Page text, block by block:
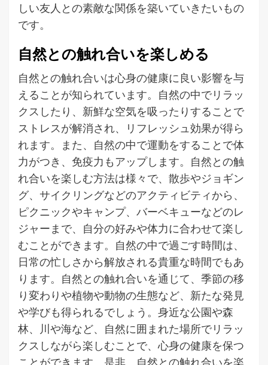
しい友人との素敵な関係を築いていきたいもの
です。
自然との触れ合いを楽しめる
自然との触れ合いは心身の健康に良い影響を与
えることが知られています。自然の中でリラッ
クスしたり、新鮮な空気を吸ったりすることで
ストレスが解消され、リフレッシュ効果が得ら
れます。また、自然の中で運動をすることで体
力がつき、免疫力もアップします。自然との触
れ合いを楽しむ方法は様々で、散歩やジョギン
グ、サイクリングなどのアクティビティから、
ピクニックやキャンプ、バーベキューなどのレ
ジャーまで、自分の好みや体力に合わせて楽し
むことができます。自然の中で過ごす時間は、
日常の忙しさから解放される貴重な時間でもあ
ります。自然との触れ合いを通じて、季節の移
り変わりや植物や動物の生態など、新たな発見
や学びも得られるでしょう。身近な公園や森
林、川や海など、自然に囲まれた場所でリラッ
クスしながら楽しむことで、心身の健康を保つ
ことができます。是非、自然との触れ合いを楽